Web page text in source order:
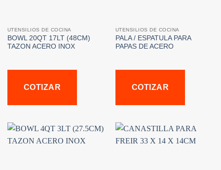
UTENSILIOS DE COCINA
BOWL 20QT 17LT (48CM)
TAZON ACERO INOX
COTIZAR
UTENSILIOS DE COCINA
PALA / ESPATULA PARA
PAPAS DE ACERO
COTIZAR